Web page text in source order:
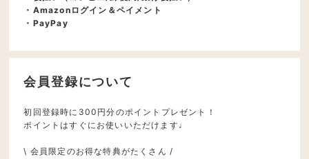
・Amazonログイン＆ペイメント
・PayPay
会員登録について
初回登録時に300円分のポイントプレゼント！
ポイントはすぐにお使いいただけます♩
\ 会員限定のお得な特典がたくさん /